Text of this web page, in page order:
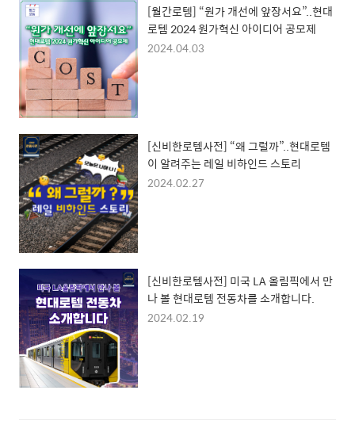
[월간로템] “원가 개선에 앞장서요”..현대
로템 2024 원가혁신 아이디어 공모제
2024.04.03
[신비한로템사전] “왜 그럴까”..현대로템
이 알려주는 레일 비하인드 스토리
2024.02.27
[신비한로템사전] 미국 LA 올림픽에서 만
나 볼 현대로템 전동차를 소개합니다.
2024.02.19